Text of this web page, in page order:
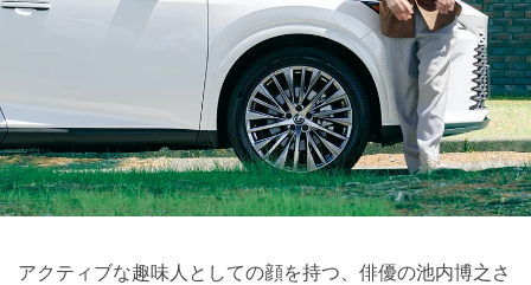
アクティブな趣味人としての顔を持つ、俳優の池内博之さ